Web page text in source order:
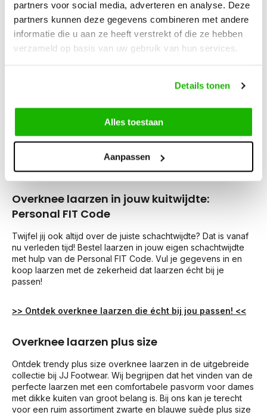
partners voor social media, adverteren en analyse. Deze
partners kunnen deze gegevens combineren met andere
informatie die u aan ze heeft verstrekt of die ze hebben
verzameld op basis van uw gebruik van hun services.
Details tonen
Alles toestaan
Aanpassen
Kies ook voor wide fit overknee laarzen van JJ Footwear en
ben er zeker van dat jouw laarzen ook écht aan jouw eigen
pasvorm voldoen!
Je vraagt je af of over de knie laarzen nog kunnen? Wij
happening! Naast dat ze zeer modieus zijn, houden ze je
benen ook warm tijdens koude dagen. Deze laarzen zijn niet
alleen geschikt voor de wintermaanden, maar ook perfect
voor warmer weer. Dijhoge laarzen zijn een geweldige
keuze, vooral omdat ze jouw kuiten een slankere look
geven.
Overknee laarzen in jouw kuitwijdte:
Personal FIT Code
Twijfel jij ook altijd over de juiste schachtwijdte? Dat is vanaf
nu verleden tijd! Bestel laarzen in jouw eigen schachtwijdte
met hulp van de Personal FIT Code. Vul je gegevens in en
koop laarzen met de zekerheid dat laarzen écht bij je
passen!
>> Ontdek overknee laarzen die écht bij jou passen! <<
Overknee laarzen plus size
Ontdek trendy plus size overknee laarzen in de uitgebreide
collectie bij JJ Footwear. Wij begrijpen dat het vinden van de
perfecte laarzen met een comfortabele pasvorm voor dames
met dikke kuiten van groot belang is. Bij ons kan je terecht
voor een ruim assortiment zwarte en blauwe suède plus size